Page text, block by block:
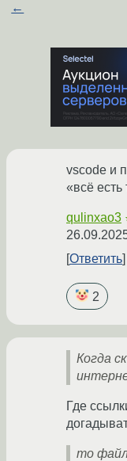
←
vscode и
«всё есть
qulinxao3
Ответить
2
Когда
Где
то